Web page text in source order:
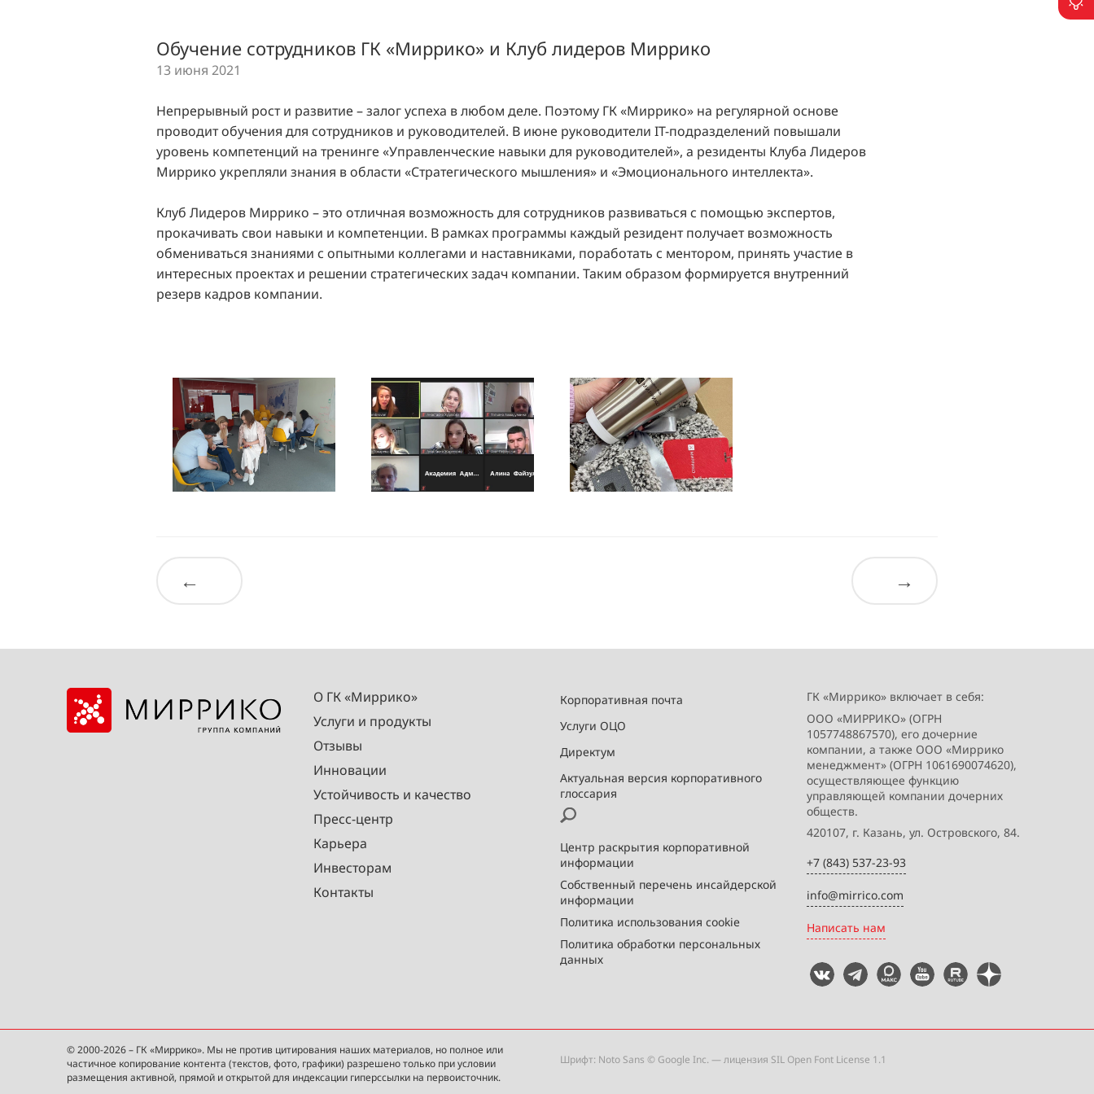
Обучение сотрудников ГК «Миррико» и Клуб лидеров Миррико
13 июня 2021
Непрерывный рост и развитие – залог успеха в любом деле. Поэтому ГК «Миррико» на регулярной основе
проводит обучения для сотрудников и руководителей. В июне руководители IT-подразделений повышали
уровень компетенций на тренинге «Управленческие навыки для руководителей», а резиденты Клуба Лидеров
Миррико укрепляли знания в области «Стратегического мышления» и «Эмоционального интеллекта».
Клуб Лидеров Миррико – это отличная возможность для сотрудников развиваться с помощью экспертов,
прокачивать свои навыки и компетенции. В рамках программы каждый резидент получает возможность
обмениваться знаниями с опытными коллегами и наставниками, поработать с ментором, принять участие в
интересных проектах и решении стратегических задач компании. Таким образом формируется внутренний
резерв кадров компании.
← →
О ГК «Миррико»
Услуги и продукты
Отзывы
Инновации
Устойчивость и качество
Пресс-центр
Карьера
Инвесторам
Контакты
Корпоративная почта
Услуги ОЦО
Директум
Актуальная версия корпоративного
глоссария
Центр раскрытия корпоративной
информации
Собственный перечень инсайдерской
информации
Политика использования cookie
Политика обработки персональных
данных
ГК «Миррико» включает в себя:
ООО «МИРРИКО» (ОГРН
1057748867570), его дочерние
компании, а также ООО «Миррико
менеджмент» (ОГРН 1061690074620),
осуществляющее функцию
управляющей компании дочерних
обществ.
420107, г. Казань, ул. Островского, 84.
+7 (843) 537-23-93
info@mirrico.com
Написать нам
© 2000-2026 – ГК «Миррико». Мы не против цитирования наших материалов, но полное или
частичное копирование контента (текстов, фото, графики) разрешено только при условии
размещения активной, прямой и открытой для индексации гиперссылки на первоисточник.
Шрифт: Noto Sans © Google Inc. — лицензия SIL Open Font License 1.1